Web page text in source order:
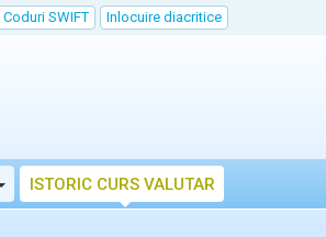
Coduri SWIFT Inlocuire diacritice
Toggle Dropdown
ISTORIC CURS VALUTAR